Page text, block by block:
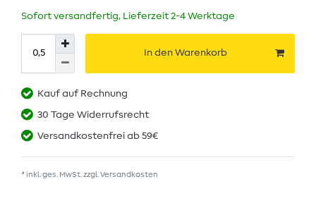
Sofort versandfertig, Lieferzeit 2-4 Werktage
In den Warenkorb
Kauf auf Rechnung
30 Tage Widerrufsrecht
Versandkostenfrei ab 59€
* inkl. ges. MwSt. zzgl. Versandkosten